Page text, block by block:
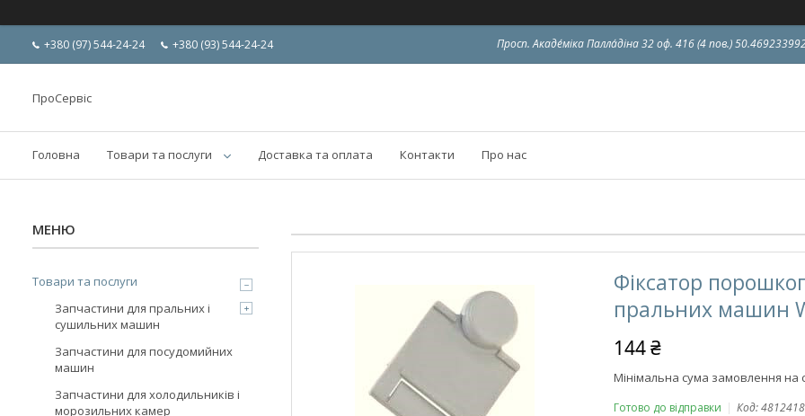
+380 (97) 544-24-24 +380 (93) 544-24-24 Просп. Акаде́міка Палла́діна 32 оф. 416 (4 пов.)
ПроСервіс
Головна Товари та послуги Доставка та оплата Контакти Про нас
Фіксатор
пральних машин
144 ₴
Мінімальна сума замовлення на
Готово до відправки Код:
Товари та послуги
Запчастини для пральних і
сушильних машин
Запчастини для посудомийних
машин
Запчастини для холодильників і
морозильних камер